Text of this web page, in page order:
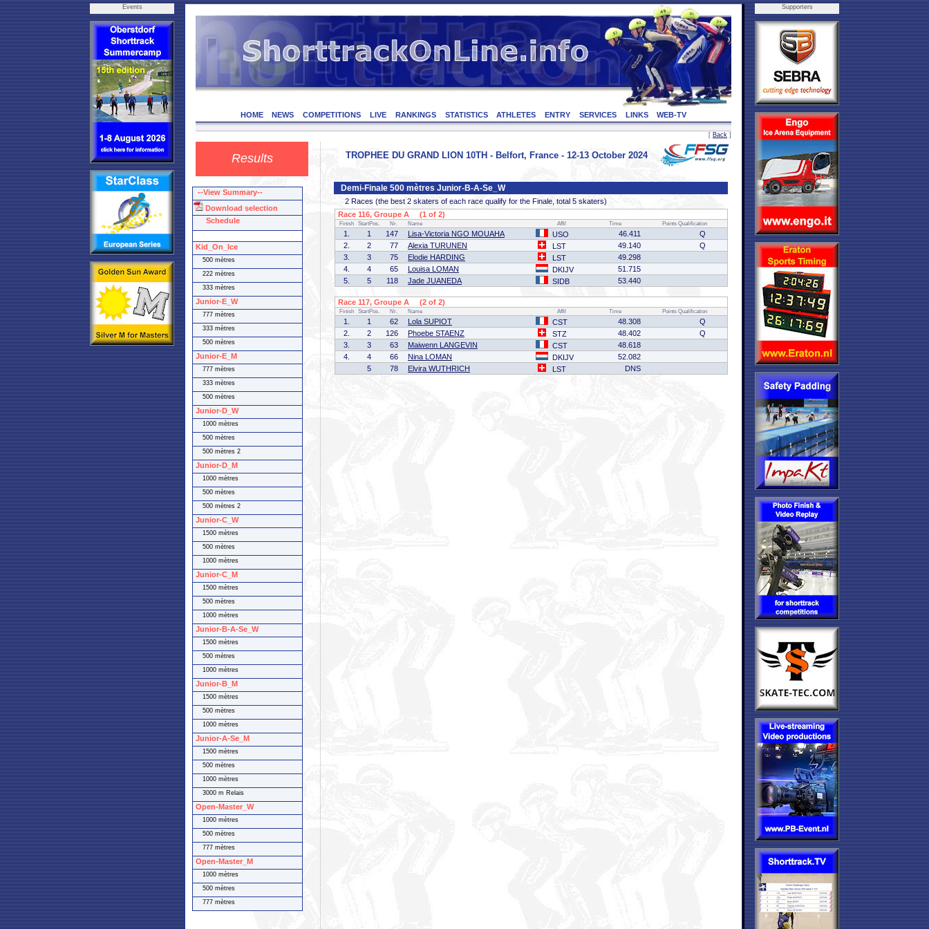
Events
HOME NEWS COMPETITIONS LIVE RANKINGS STATISTICS ATHLETES ENTRY SERVICES LINKS WEB-TV
[ Back ]
Results TROPHEE DU GRAND LION 10TH - Belfort, France - 12-13 October 2024
Demi-Finale 500 mètres Junior-B-A-Se_W
2 Races (the best 2 skaters of each race qualify for the Finale, total 5 skaters)
Race 116, Groupe A (1 of 2)
Finish StartPos. Nr. Name Affil Time Points Qualification
1. 1 147 Lisa-Victoria NGO MOUAHA USO 46.411
Q
2.
2 77 Alexia TURUNEN LST 49.140
Q
3.
3 75 Elodie HARDING LST
49.298
4.
4 65 Louisa LOMAN DKIJV
51.715
5.
5 118 Jade JUANEDA SIDB 53.440
Race 117, Groupe A (2 of 2)
Finish StartPos. Nr. Name Affil Time Points Qualification
1. 1 62 Lola SUPIOT CST 48.308
Q
2.
2 126 Phoebe STAENZ STZ 48.402
Q
3.
3 63 Maiwenn LANGEVIN CST
48.618
4.
4 66 Nina LOMAN DKIJV
52.082
5
78 Elvira WUTHRICH LST DNS
Supporters
--View Summary--
Download selection
Schedule
Kid_On_Ice
500 mètres
222 mètres
333 mètres
Junior-E_W
777 mètres
333 mètres
500 mètres
Junior-E_M
777 mètres
333 mètres
500 mètres
Junior-D_W
1000 mètres
500 mètres
500 mètres 2
Junior-D_M
1000 mètres
500 mètres
500 mètres 2
Junior-C_W
1500 mètres
500 mètres
1000 mètres
Junior-C_M
1500 mètres
500 mètres
1000 mètres
Junior-B-A-Se_W
1500 mètres
500 mètres
1000 mètres
Junior-B_M
1500 mètres
500 mètres
1000 mètres
Junior-A-Se_M
1500 mètres
500 mètres
1000 mètres
3000 m Relais
Open-Master_W
1000 mètres
500 mètres
777 mètres
Open-Master_M
1000 mètres
500 mètres
777 mètres